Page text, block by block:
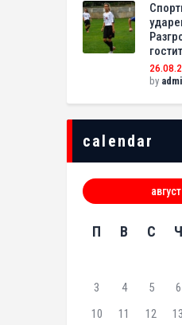
by
calendar
П В С Ч
3
4 5 6
10
11 12 13